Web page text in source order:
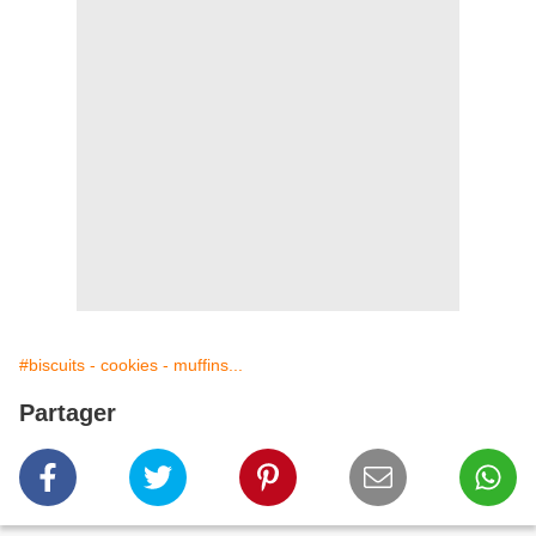
#biscuits - cookies - muffins...
Partager